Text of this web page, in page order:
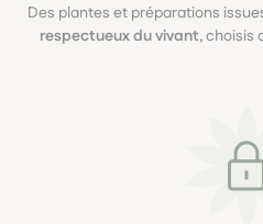
Des plantes et préparations
respectueux du vivant, choisis